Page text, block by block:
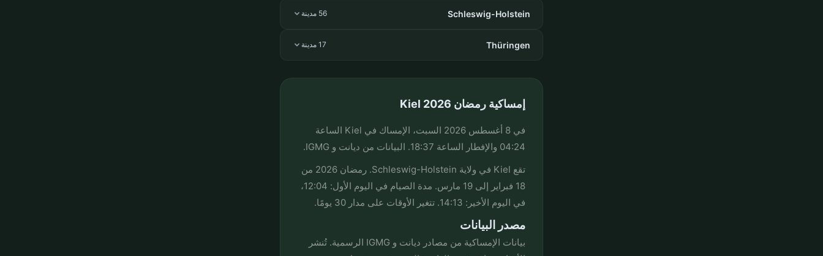
Schleswig-Holstein 56 مدينة
Thüringen 17 مدينة
إمساكية رمضان Kiel 2026
في 8 أغسطس 2026 السبت، الإمساك في Kiel الساعة
04:24 والإفطار الساعة 18:37. البيانات من ديانت و IGMG.
تقع Kiel في ولاية Schleswig-Holstein. رمضان 2026 من
18 فبراير إلى 19 مارس. مدة الصيام في اليوم الأول: 12:04،
في اليوم الأخير: 14:13. تتغير الأوقات على مدار 30 يومًا.
مصدر البيانات
بيانات الإمساكية من مصادر ديانت و IGMG الرسمية. تُنشر